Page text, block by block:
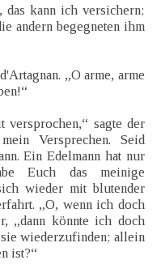
kann ich versichern;
andern begegneten ihm
„O arme, arme
versprochen,“ sagte der
Versprechen. Seid
Ein Edelmann hat nur
Euch das meinige
wieder mit blutender
„O, wenn ich doch
„dann könnte ich doch
wiederzufinden; allein
ist?“